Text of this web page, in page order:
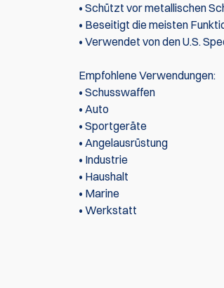
• Schützt vor metallischen
• Beseitigt die meisten
• Verwendet von den U.S.
Empfohlene Verwendungen:
• Schusswaffen
• Auto
• Sportgeräte
• Angelausrüstung
• Industrie
• Haushalt
• Marine
• Werkstatt